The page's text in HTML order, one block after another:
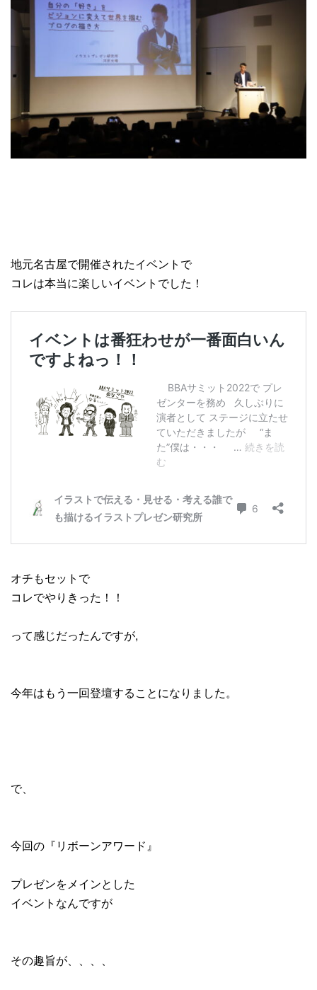
地元名古屋で開催されたイベントで
コレは本当に楽しいイベントでした！
オチもセットで
コレでやりきった！！
って感じだったんですが,
今年はもう一回登壇することになりました。
で、
今回の『リボーンアワード』
プレゼンをメインとした
イベントなんですが
その趣旨が、、、、